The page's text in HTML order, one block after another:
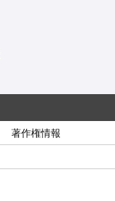
著作権情報